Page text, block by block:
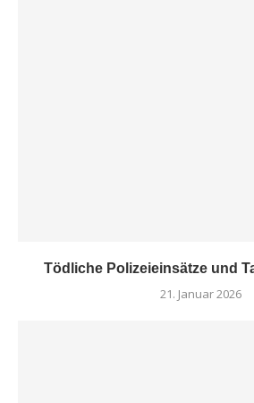
Tödliche Polizeieinsätze und
21. Januar 2026